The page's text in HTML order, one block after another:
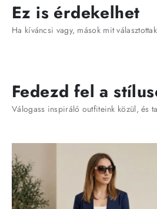
Ez is érdekelhet
Ha kíváncsi vagy, mások mit
Fedezd fel a
Válogass inspiráló outfiteink közül, és